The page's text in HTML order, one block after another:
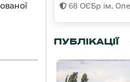
68 ОЄБр ім.
ПУБЛІКАЦІЇ